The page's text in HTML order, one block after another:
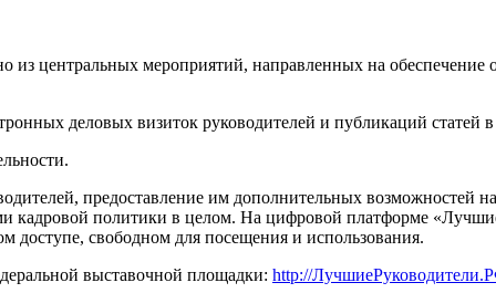
из центральных мероприятий, направленных на
деловых визиток руководителей и публикаций
предоставление им дополнительных возможностей
политики в целом. На цифровой платформе
доступе, свободном для посещения и использования.
выставочной площадки: http://